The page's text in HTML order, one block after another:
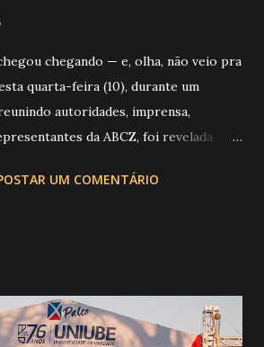
chegando — e, olha, não veio pra
quarta-feira (10), durante um
autoridades, imprensa,
da ABCZ, foi revelada
Campeonato de Montarias em Touros
(CRP) , a maior companhia de
que o evento até mudou de nome:
Shows . E não para por aí. Foto:
UM COMENTÁRIO